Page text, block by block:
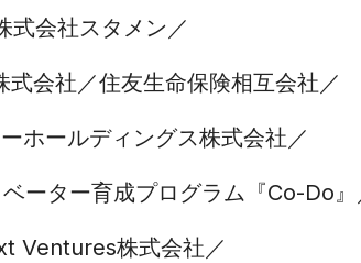
式会社スタメン
式会社 住友生命保険相互会社
ホールディングス株式会社
ーター育成プログラム『Co-Do』
Ventures株式会社